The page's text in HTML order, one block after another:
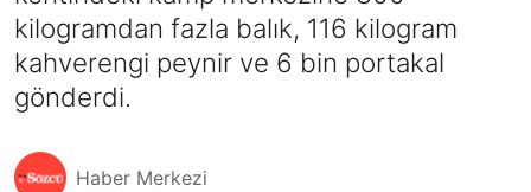
kilogramdan fazla balık, 116 kilogram
kahverengi peynir ve 6 bin portakal
gönderdi.
Haber Merkezi